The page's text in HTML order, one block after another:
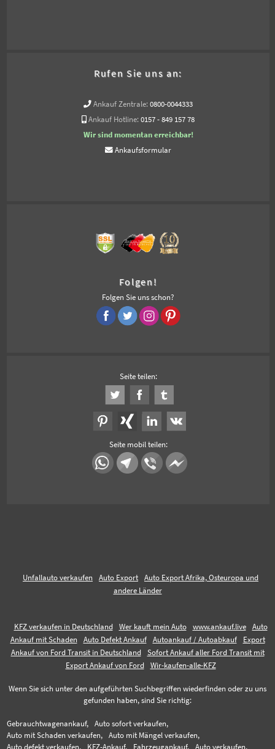
Rufen Sie uns an:
Ankauf Zentrale: 0800-0044333
Ankauf Hotline: 0157 - 849 157 78
Wir sind momentan erreichbar!
Ankaufsformular
Folgen!
Folgen Sie uns schon?
Seite teilen:
Seite mobil teilen:
Unfallauto verkaufen Auto Export
Auto Export Afrika, Osteuropa und
andere Länder
KFZ verkaufen in Deutschland Wer kauft mein Auto www.ankauf.live
Auto
Ankauf mit Schaden
Auto Defekt Ankauf Autoankauf / Autoabkauf
Export
Ankauf von Ford Transit in Deutschland
Sofort Ankauf aller Ford Transit mit
Export Ankauf von Ford
Wir-kaufen-alle-KFZ
Wenn Sie sich unter den aufgeführten Suchbegriffen wiederfinden oder zu uns
gefunden haben, sind Sie richtig:
Gebrauchtwagenankauf,
Auto sofort verkaufen,
Auto mit Schaden verkaufen,
Auto mit Mängel verkaufen,
Auto defekt verkaufen,
KFZ-Ankauf, Fahrzeugankauf, Auto verkaufen,